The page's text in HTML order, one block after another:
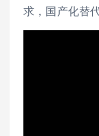
求，国产化替